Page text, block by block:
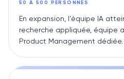
50 À 500 PERSONNES
En expansion, l'équipe IA
recherche appliquée, équipe
Product Management dédiée.